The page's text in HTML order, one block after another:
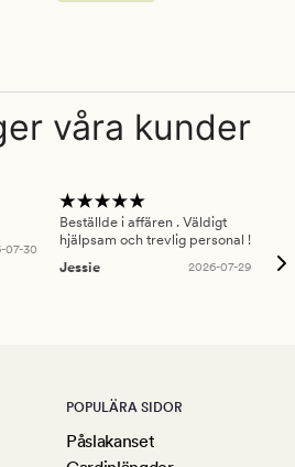
våra kunder
07-30
Beställde i affären . Väldigt
hjälpsam och trevlig personal !
Jessie
2026-07-29
POPULÄRA SIDOR
Påslakanset